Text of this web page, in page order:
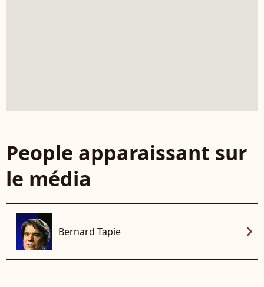
People apparaissant sur
le média
Bernard Tapie chevron_right